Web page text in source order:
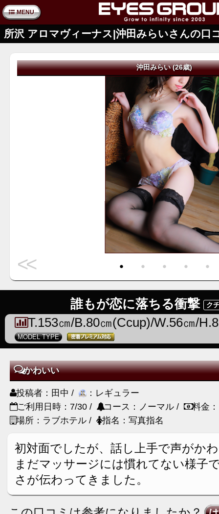
MENU
所沢 アロマヴィーナス|沖田みらいさんの口
沖田みらい (26歳)
<< ・ ・ ・ ・ ・
誰もが恋に落ちる衝撃 ク
T.153㎝/B.80㎝(Ccup)/W.56㎝/
MODEL TYPE
かわいい
投稿者：田中 /
：レギュラー
ご利用日時：7/30 /
コース：ノーマル /
料金
場所：ラブホテル /
指名：写真指名
初対面でしたが、話し上手で声がか
まだマッサージには慣れてない様子
さが伝わってきました。